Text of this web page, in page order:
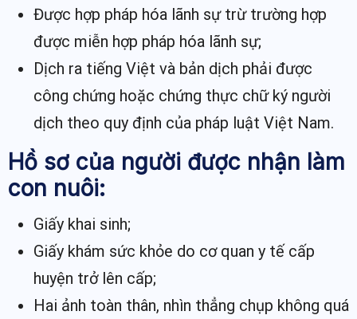
Được hợp pháp hóa lãnh sự trừ trường hợp
được miễn hợp pháp hóa lãnh sự;
Dịch ra tiếng Việt và bản dịch phải được
công chứng hoặc chứng thực chữ ký người
dịch theo quy định của pháp luật Việt Nam.
Hồ sơ của người được nhận làm
con nuôi:
Giấy khai sinh;
Giấy khám sức khỏe do cơ quan y tế cấp
huyện trở lên cấp;
Hai ảnh toàn thân, nhìn thẳng chụp không quá